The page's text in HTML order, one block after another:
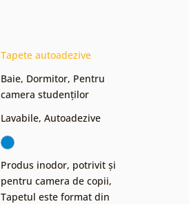
Tapete autoadezive
Baie, Dormitor, Pentru
camera studenților
Lavabile, Autoadezive
Produs inodor, potrivit și
pentru camera de copii,
Tapetul este format din